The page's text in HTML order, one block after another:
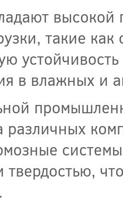
такие
в влажных и
различных
твердостью,